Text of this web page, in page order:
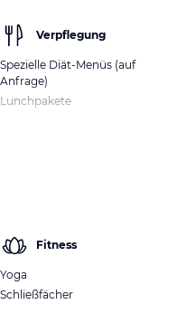
Verpflegung
Spezielle Diät-Menüs (auf
Anfrage)
Lunchpakete
Fitness
Yoga
Schließfächer